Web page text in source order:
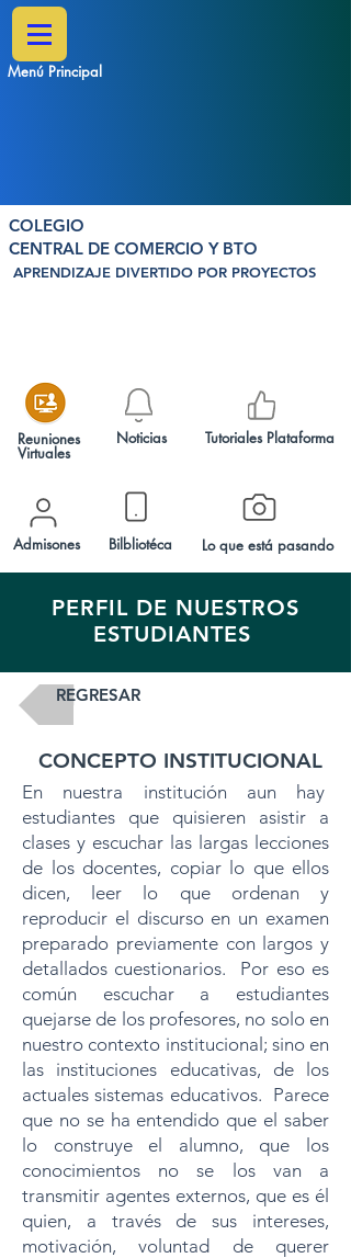
Menú Principal
Tutoriales Plataforma
Bilbliotéca
Admisones Lo que está pasando
Noticias
Reuniones
Virtuales
COLEGIO
CENTRAL DE COMERCIO Y BTO
APRENDIZAJE DIVERTIDO POR PROYECTOS
PERFIL DE NUESTROS
ESTUDIANTES
REGRESAR
CONCEPTO INSTITUCIONAL
En nuestra institución aun hay
estudiantes que quisieren asistir a
clases y escuchar las largas lecciones
de los docentes, copiar lo que ellos
dicen, leer lo que ordenan y
reproducir el discurso en un examen
preparado previamente con largos y
detallados cuestionarios. Por eso es
común escuchar a estudiantes
quejarse de los profesores, no solo en
nuestro contexto institucional; sino en
las instituciones educativas, de los
actuales sistemas educativos. Parece
que no se ha entendido que el saber
lo construye el alumno, que los
conocimientos no se los van a
transmitir agentes externos, que es él
quien, a través de sus intereses,
motivación, voluntad de querer